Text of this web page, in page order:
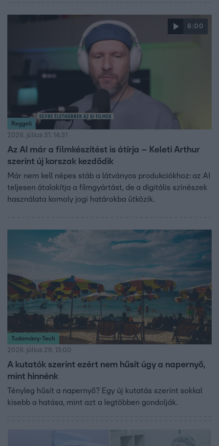
6:00
Reggeli
2026. július 31. 14:31
Az AI már a filmkészítést is átírja – Keleti Arthur
szerint új korszak kezdődik
Már nem kell népes stáb a látványos produkciókhoz: az AI
teljesen átalakítja a filmgyártást, de a digitális színészek
használata komoly jogi határokba ütközik.
Tudomány-Tech
2026. július 29. 13:00
A kutatók szerint ezért nem hűsít úgy a napernyő,
mint hinnénk
Tényleg hűsít a napernyő? Egy új kutatás szerint sokkal
kisebb a hatása, mint azt a legtöbben gondolják.